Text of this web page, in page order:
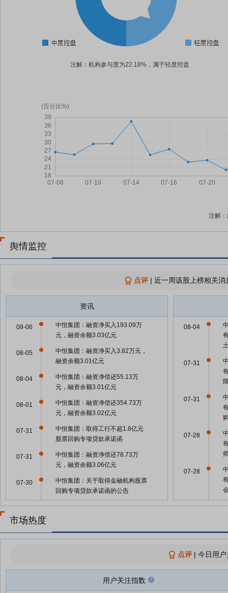
注解：机构参与度为22.18%，属于轻度控盘
注解
舆情监控
点评| 近一周该股上榜相关
资讯
中恒集团：融资净买入193.09万
元，融资余额3.03亿元
08-06
中恒集团：融资净买入3.82万元，
融资余额3.01亿元
08-05
中恒集团：融资净偿还55.13万
元，融资余额3.01亿元
08-04
中恒集团：融资净偿还354.73万
元，融资余额3.02亿元
08-01
中恒集团：取得工行不超1.8亿元
股票回购专项贷款承诺函
07-31
中恒集团：融资净偿还78.73万
元，融资余额3.06亿元
07-31
中恒集团：关于取得金融机构股票
回购专项贷款承诺函的公告
07-30
中恒集团：融资净偿还214.48万
中恒集团：融资净买入142.38万
07-29
元，融资余额3.07亿元
中恒集团：关于续聘 2026 年度会
08-04
07-31
07-31
07-28
07-28
07-28
07-25
市场热度
点评| 今日用
用户关注指数